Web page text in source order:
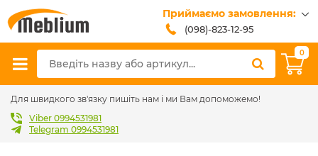
Приймаємо замовлення:
(098)-823-12-95
(099)-608-42-32
(093)-618-62-02
sales@meblium.com.ua
0
Для швидкого зв'язку пишіть нам і ми Вам допоможемо!
Viber 0994531981
Telegram 0994531981